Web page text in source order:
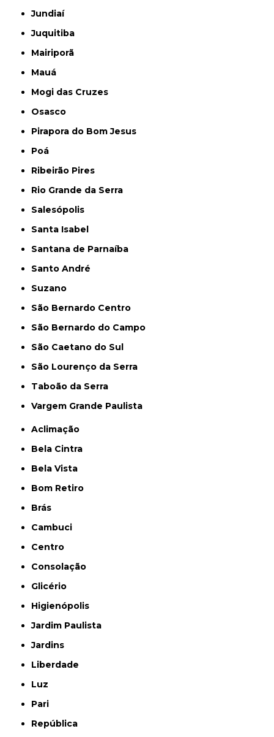
Jundiaí
Juquitiba
Mairiporã
Mauá
Mogi das Cruzes
Osasco
Pirapora do Bom Jesus
Poá
Ribeirão Pires
Rio Grande da Serra
Salesópolis
Santa Isabel
Santana de Parnaíba
Santo André
Suzano
São Bernardo Centro
São Bernardo do Campo
São Caetano do Sul
São Lourenço da Serra
Taboão da Serra
Vargem Grande Paulista
Aclimação
Bela Cintra
Bela Vista
Bom Retiro
Brás
Cambuci
Centro
Consolação
Glicério
Higienópolis
Jardim Paulista
Jardins
Liberdade
Luz
Pari
República